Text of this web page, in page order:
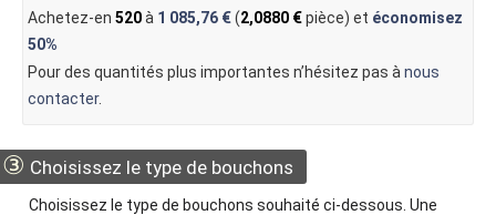
Achetez-en 520à 1 085,76 €(2,0880 €pièce) et économisez
50%
Pour des quantités plus importantes n’hésitez pas à nous
contacter.
③ Choisissez le type de bouchons
Choisissez le type de bouchons souhaité ci-dessous. Une